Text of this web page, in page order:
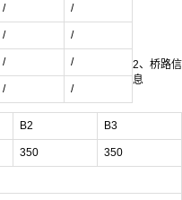
/ /
/ /
/ /
/ /
2、桥路信
息
B2 B3
350 350